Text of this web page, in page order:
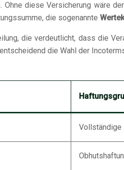
diese Versicherung wäre
die sogenannte
die verdeutlicht, dass die
die Wahl der
Vollständige